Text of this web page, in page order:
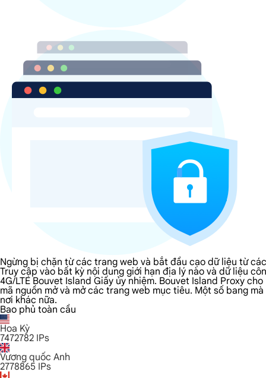
Ngừng bị chặn từ các trang web và bắt đầu cạo dữ liệu từ
Truy cập vào bất kỳ nội dung giới hạn địa lý nào và dữ liệu
4G/LTE Bouvet Island Giấy ủy nhiệm. Bouvet Island Proxy
mã nguồn mở và mở các trang web mục tiêu. Một số bang
nơi khác nữa.
Bao phủ toàn cầu
Hoa Kỳ
7472782 IPs
Vương quốc Anh
2778865 IPs